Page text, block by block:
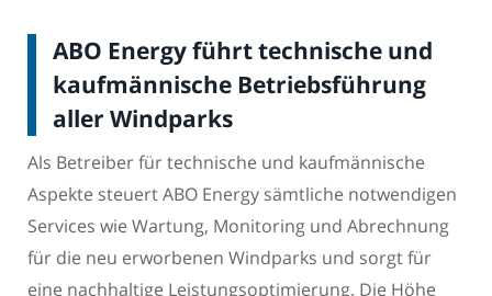
ABO Energy führt technische und
kaufmännische Betriebsführung
aller Windparks
Als Betreiber für technische und kaufmännische
Aspekte steuert ABO Energy sämtliche notwendigen
Services wie Wartung, Monitoring und Abrechnung
für die neu erworbenen Windparks und sorgt für
eine nachhaltige Leistungsoptimierung. Die Höhe